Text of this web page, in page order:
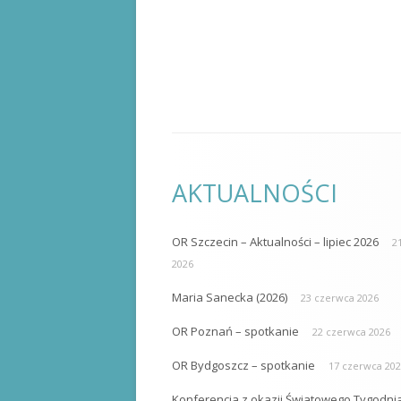
AKTUALNOŚCI
OR Szczecin – Aktualności – lipiec 2026
2026
Maria Sanecka (2026) 23 czerwca 2026
OR Poznań – spotkanie 22 czerwca 2026
OR Bydgoszcz – spotkanie 17 czerwca